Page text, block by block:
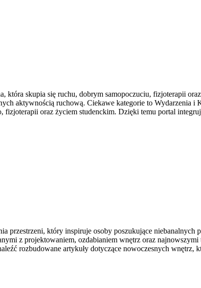
skupia się ruchu, dobrym samopoczuciu, fizjoterapii
aktywnością ruchową. Ciekawe kategorie to Wydarzenia
oraz życiem studenckim. Dzięki temu portal
który inspiruje osoby poszukujące niebanalnych
z projektowaniem, ozdabianiem wnętrz oraz
rozbudowane artykuły dotyczące nowoczesnych